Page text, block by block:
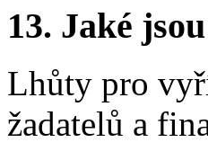
13. Jaké
Lhůty pro
žadatelů a